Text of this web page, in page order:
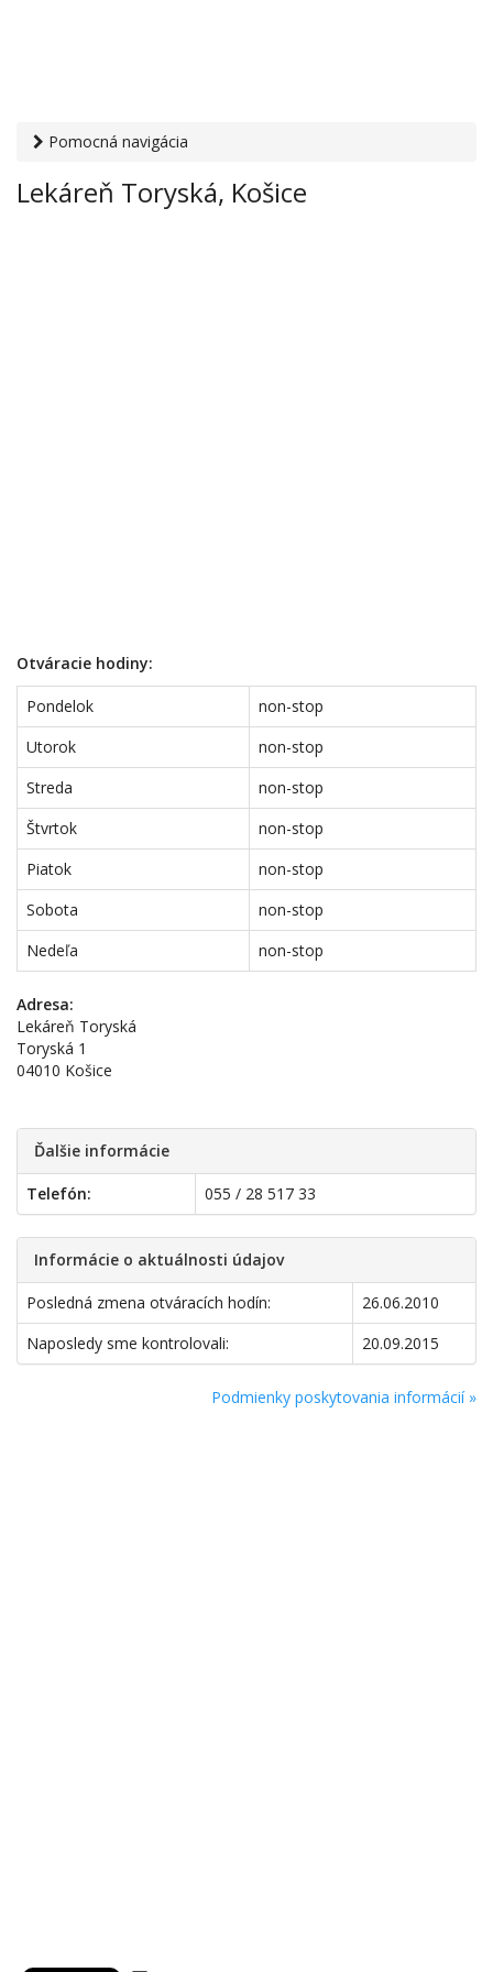
Pomocná navigácia
Košice
Lekáreň Toryská, Košice
Otváracie hodiny:
Pondelok
non-stop
Utorok
non-stop
Streda
non-stop
Štvrtok
non-stop
Piatok
non-stop
Sobota
non-stop
Nedeľa
non-stop
Adresa:
Lekáreň Toryská
Toryská 1
04010 Košice
Ďalšie informácie
Telefón: 055 / 28 517 33
Informácie o aktuálnosti údajov
Posledná zmena otváracích hodín:
26.06.2010
Naposledy sme kontrolovali:
20.09.2015
Podmienky poskytovania informácií »